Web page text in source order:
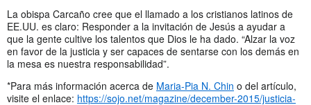
La obispa Carcaño cree que el llamado a los cristianos latinos de
EE.UU. es claro: Responder a la invitación de Jesús a ayudar a
que la gente cultive los talentos que Dios le ha dado. “Alzar la voz
en favor de la justicia y ser capaces de sentarse con los demás en
la mesa es nuestra responsabilidad”.
*Para más información acerca de Maria-Pia N. Chin o del artículo,
visite el enlace: https://sojo.net/magazine/december-2015/justicia-